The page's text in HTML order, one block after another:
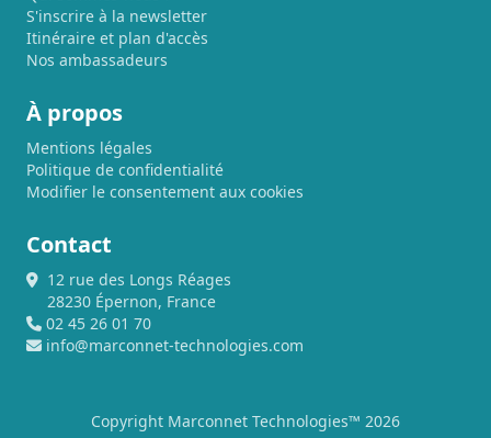
S'inscrire à la newsletter
Itinéraire et plan d'accès
Nos ambassadeurs
À propos
Mentions légales
Politique de confidentialité
Modifier le consentement aux cookies
Contact
12 rue des Longs Réages
28230 Épernon, France
02 45 26 01 70
info@marconnet-technologies.com
Copyright Marconnet Technologies™ 2026